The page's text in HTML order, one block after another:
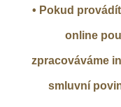
• Pokud
online
zpracováváme
smluvní